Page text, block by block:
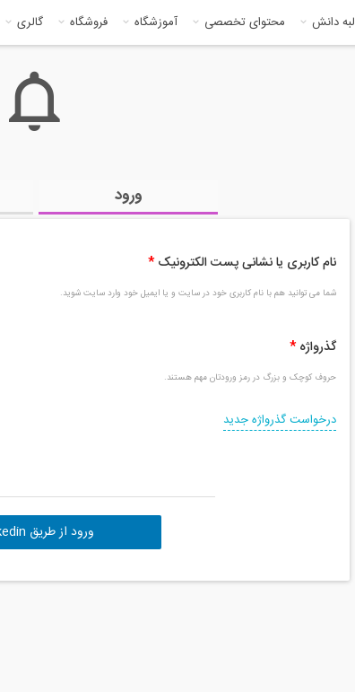
لبه دانش محتوای تخصصی آموزشگاه فروشگاه گالری
ورود
نام کاربری یا نشانی پست الکترونیک *
شما می توانید هم با نام کاربری خود در سایت و یا ایمیل خود وارد سایت شوید.
گذرواژه *
حروف کوچک و بزرگ در رمز ورودتان مهم هستند.
درخواست گذرواژه جدید
ورود از طریق Linkedin